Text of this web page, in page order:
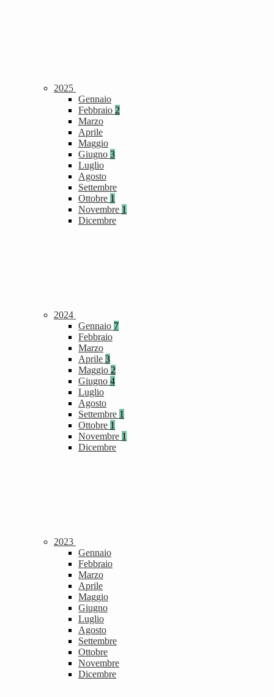
2025
Gennaio
Febbraio 2
Marzo
Aprile
Maggio
Giugno 3
Luglio
Agosto
Settembre
Ottobre 1
Novembre 1
Dicembre
2024
Gennaio 7
Febbraio
Marzo
Aprile 3
Maggio 2
Giugno 4
Luglio
Agosto
Settembre 1
Ottobre 1
Novembre 1
Dicembre
2023
Gennaio
Febbraio
Marzo
Aprile
Maggio
Giugno
Luglio
Agosto
Settembre
Ottobre
Novembre
Dicembre